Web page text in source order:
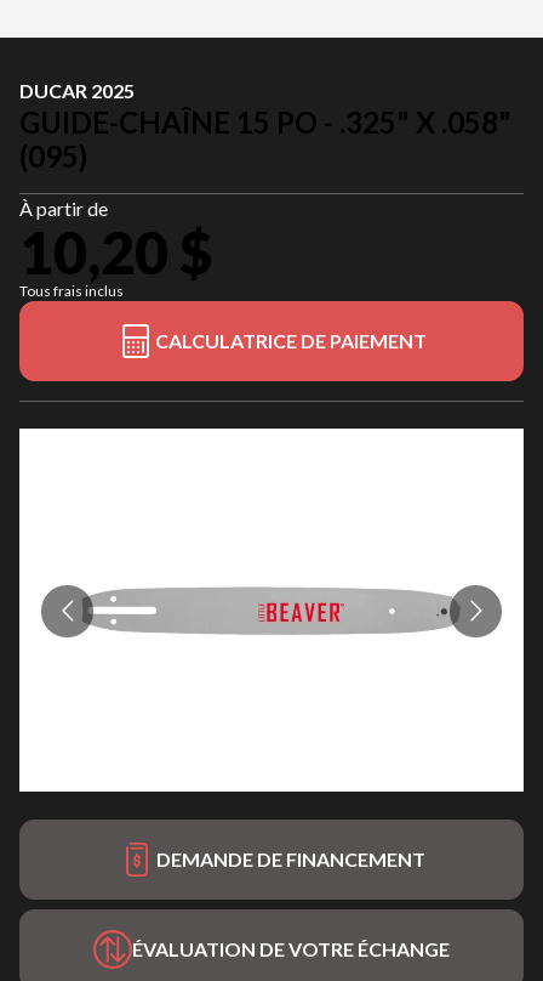
DUCAR 2025
GUIDE-CHAÎNE 15 PO - .325" X .058"
(095)
À partir de
10,20 $
Tous frais inclus
CALCULATRICE DE PAIEMENT
DEMANDE DE FINANCEMENT
ÉVALUATION DE VOTRE ÉCHANGE